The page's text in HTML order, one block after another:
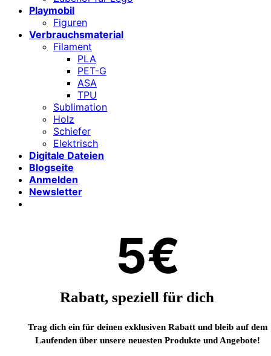
Playmobil
Figuren
Verbrauchsmaterial
Filament
PLA
PET-G
ASA
TPU
Sublimation
Holz
Schiefer
Elektrisch
Digitale Dateien
Blogseite
Anmelden
Newsletter
5€
Rabatt, speziell für dich
Trag dich ein für deinen exklusiven Rabatt und bleib auf dem
Laufenden über unsere neuesten Produkte und Angebote!